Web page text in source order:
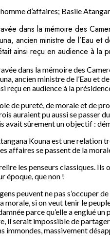
d’affaires; Basile
dans la mémoire des
ancien ministre de l’Eau et
ainsi reçu en audience à la
dans la mémoire des
ancien ministre de l’Eau et
reçu en audience à la
de pureté, de morale et de
auraient pu aussi se passer
avait sûrement un objectif :
Kouna est une relation
affaires se passent de la
les penseurs classiques. Ils
époque, que non !
peuvent ne pas s’occuper
morale, si on veut tenir le
parce qu’elle a englué
il serait impossible de
immondes, massivement